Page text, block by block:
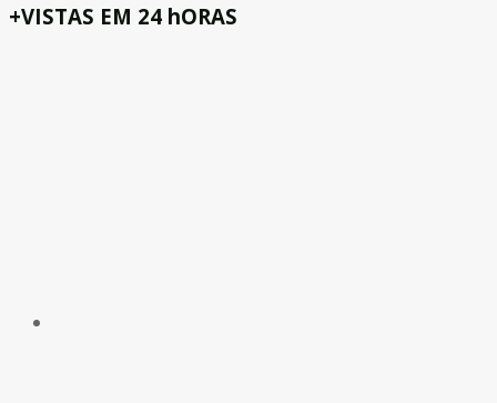
+VISTAS EM 24 hORAS